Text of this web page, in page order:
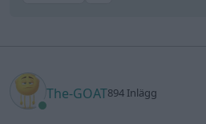
The-GOAT894 Inlägg